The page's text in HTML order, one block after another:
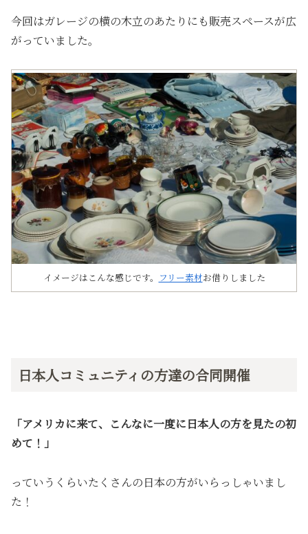
今回はガレージの横の木立のあたりにも販売スペースが広
がっていました。
イメージはこんな感じです。 フリー素材お借りしました
日本人コミュニティの方達の合同開催
「アメリカに来て、こんなに一度に日本人の方を見たの初
めて！」
っていうくらいたくさんの日本の方がいらっしゃいまし
た！